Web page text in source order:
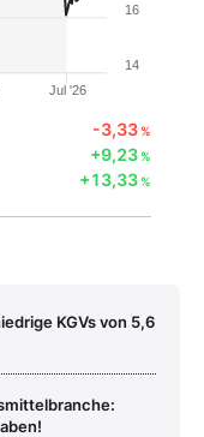
Jul '26
14
16
-3,33%
+9,23%
+13,33%
KGVs von 5,6